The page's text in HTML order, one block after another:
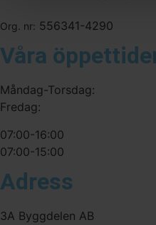
Org. nr: 556341-4290
Våra
Måndag-Torsdag:
Fredag:
07:00-16:00
07:00-15:00
Adress
3A Byggdelen AB